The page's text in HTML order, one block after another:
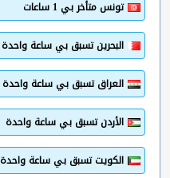
تونس متأخر بي 1 ساعات
البحرين تسبق بي ساعة واحدة
العراق تسبق بي ساعة واحدة
الأردن تسبق بي ساعة واحدة
الكويت تسبق بي ساعة واحدة